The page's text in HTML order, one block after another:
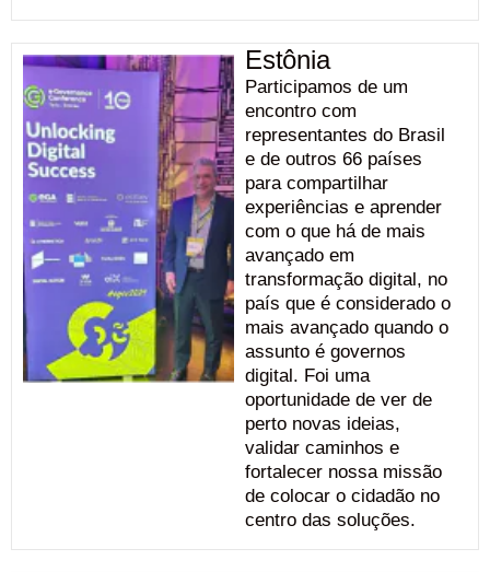
Estônia
Participamos de um
encontro com
representantes do Brasil
e de outros 66 países
para compartilhar
experiências e aprender
com o que há de mais
avançado em
transformação digital, no
país que é considerado o
mais avançado quando o
assunto é governos
digital. Foi uma
oportunidade de ver de
perto novas ideias,
validar caminhos e
fortalecer nossa missão
de colocar o cidadão no
centro das soluções.